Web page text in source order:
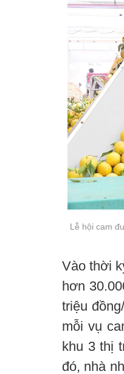
Lễ hội cam
Vào thời
hơn
triệu
mỗi vụ
khu 3 thị
đó, nhà